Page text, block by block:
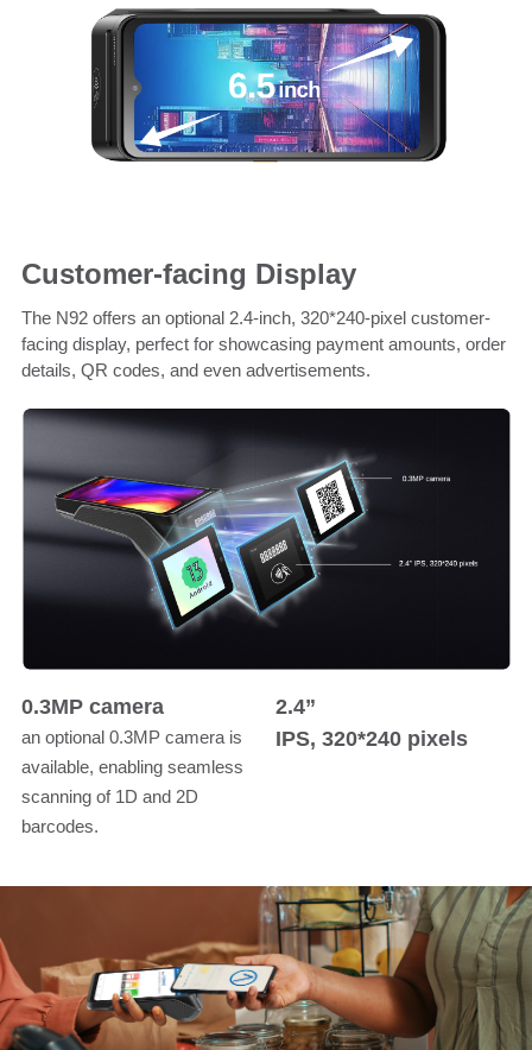
Customer-facing Display
The N92 offers an optional 2.4-inch, 320*240-pixel customer-
facing display, perfect for showcasing payment amounts, order
details, QR codes, and even advertisements.
0.3MP camera
an optional 0.3MP camera is
available, enabling seamless
scanning of 1D and 2D
barcodes.
2.4”
IPS, 320*240 pixels